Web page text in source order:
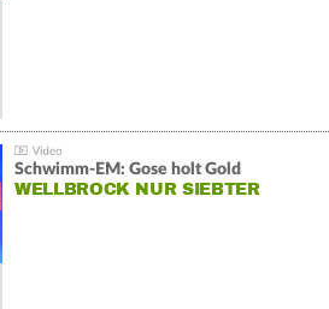
Schwimm-EM: Gose holt Gold
WELLBROCK NUR SIEBTER